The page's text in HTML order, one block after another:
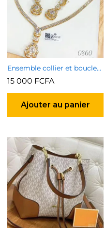
Ensemble collier et boucles d’oreilles 5
15 000 FCFA
Ajouter au panier